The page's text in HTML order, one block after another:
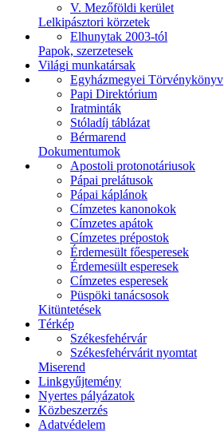
V. Mezőföldi kerület
Lelkipásztori körzetek
Elhunytak 2003-tól
Papok, szerzetesek
Világi munkatársak
Egyházmegyei Törvénykönyv
Papi Direktórium
Iratminták
Stóladíj táblázat
Bérmarend
Dokumentumok
Apostoli protonotáriusok
Pápai prelátusok
Pápai káplánok
Címzetes kanonokok
Címzetes apátok
Címzetes prépostok
Érdemesült főesperesek
Érdemesült esperesek
Címzetes esperesek
Püspöki tanácsosok
Kitüntetések
Térkép
Székesfehérvár
Székesfehérvárit nyomtat
Miserend
Linkgyűjtemény
Nyertes pályázatok
Közbeszerzés
Adatvédelem